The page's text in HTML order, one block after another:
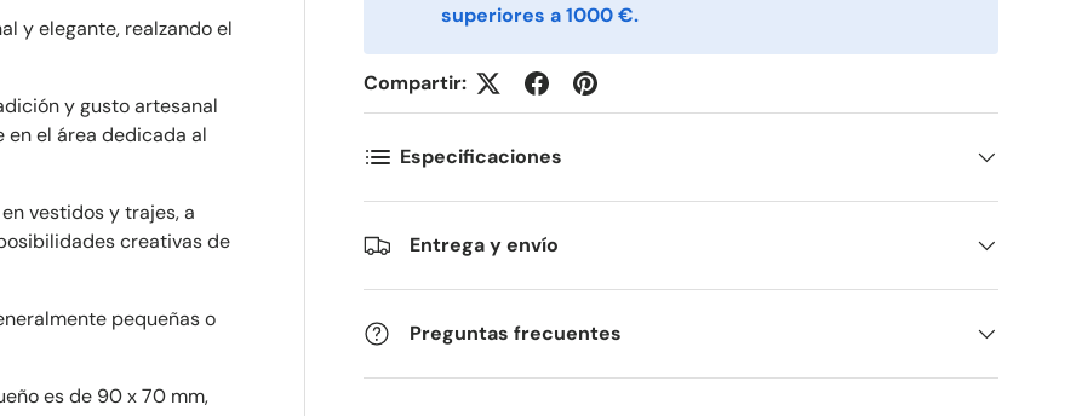
*
*
superiores a 1000 €.
Compartir:
Especificaciones
Entrega y envío
Preguntas frecuentes
y elegante, realzando el
y gusto artesanal
en el área dedicada al
vestidos y trajes, a
creativas de
pequeñas o
es de 90 x 70 mm,